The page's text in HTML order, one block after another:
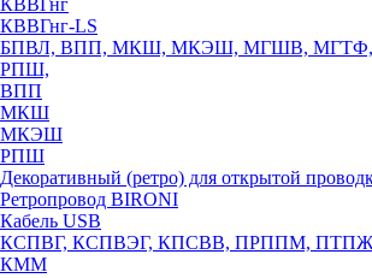
КВВГнг
КВВГнг-LS
БПВЛ, ВПП, МКШ, МКЭШ, МГШВ,
РПШ,
ВПП
МКШ
МКЭШ
РПШ
Декоративный (ретро) для открытой
Ретропровод BIRONI
Кабель USB
КСПВГ, КСПВЭГ, КПСВВ, ПРППМ, ПТПЖ
КММ